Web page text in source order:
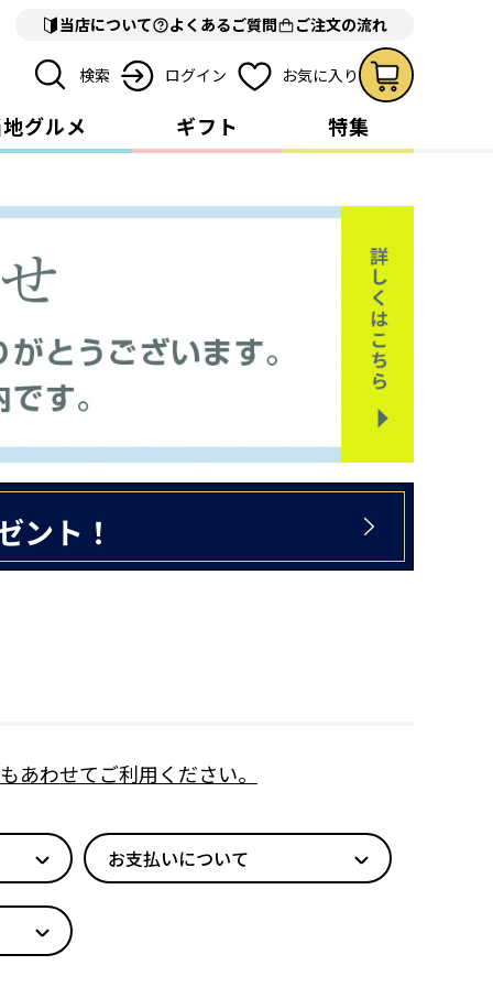
当店について よくあるご質問 ご注文の流れ
検索 ログイン お気に入り
グルメ ギフト 特集
あわせてご利用ください。
お支払いについて